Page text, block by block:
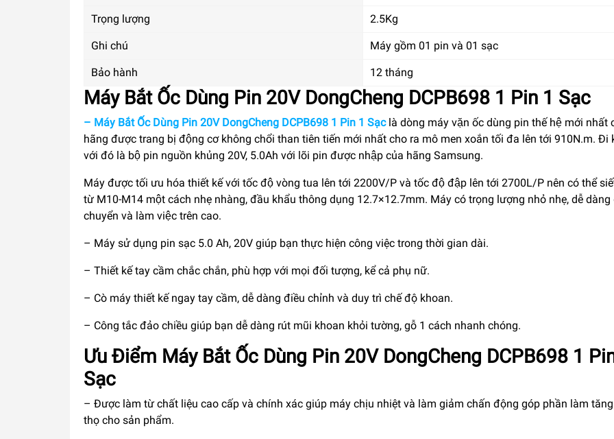
Trọng lượng 2.5Kg
Ghi chú Máy gồm 01 pin và 01 sạc
Bảo hành 12 tháng
Máy Bắt Ốc Dùng Pin 20V DongCheng DCPB698 1 Pin 1 Sạc
– Máy Bắt Ốc Dùng Pin 20V DongCheng DCPB698 1 Pin 1 Sạclà dòng máy vặn ốc dùng pin thế hệ mới nhất
hãng được trang bị động cơ không chổi than tiên tiến mới nhất cho ra mô men xoắn tối đa lên tới 910N.m. Đi
với đó là bộ pin nguồn khủng 20V, 5.0Ah với lõi pin được nhập của hãng Samsung.
Máy được tối ưu hóa thiết kế với tốc độ vòng tua lên tới 2200V/P và tốc độ đập lên tới 2700L/P nên có thể
từ M10-M14 một cách nhẹ nhàng, đầu khẩu thông dụng 12.7×12.7mm. Máy có trọng lượng nhỏ nhẹ, dễ dàng
chuyển và làm việc trên cao.
– Máy sử dụng pin sạc 5.0 Ah, 20V giúp bạn thực hiện công việc trong thời gian dài.
– Thiết kế tay cầm chắc chắn, phù hợp với mọi đối tượng, kể cả phụ nữ.
– Cò máy thiết kế ngay tay cầm, dễ dàng điều chỉnh và duy trì chế độ khoan.
– Công tắc đảo chiều giúp bạn dễ dàng rút mũi khoan khỏi tường, gỗ 1 cách nhanh chóng.
Ưu Điểm Máy Bắt Ốc Dùng Pin 20V DongCheng DCPB698 1
Sạc
– Được làm từ chất liệu cao cấp và chính xác giúp máy chịu nhiệt và làm giảm chấn động góp phần làm
thọ cho sản phẩm.